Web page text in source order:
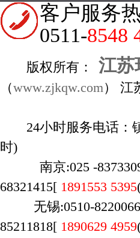
客户服务
0511-8548
版权所有： 江苏
（www.zjkqw.com） 江
24小时服务电话：
时)
南京:025 -
68321415[ 1891553 5395
无锡:0510-
85211818[ 1890629 4959